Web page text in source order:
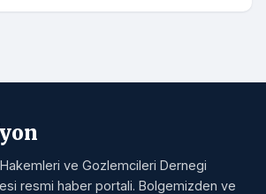
ve Gozlemcileri Dernegi
resmi haber portali. Bolgemizden ve